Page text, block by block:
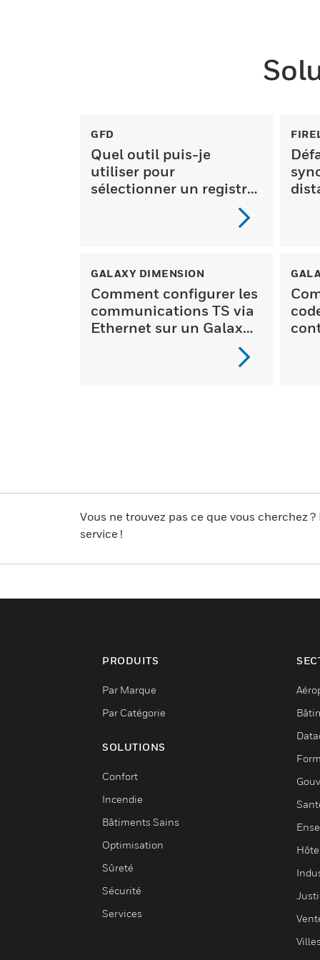
GFD
Quel outil puis-je
utiliser pour
sélectionner un registre,
GALAXY DIMENSION
Comment configurer les
communications TS via
Ethernet sur un Galaxy
Vous ne trouvez pas ce que vous cherchez
service !
PRODUITS
Par Marque
Par Catégorie
SOLUTIONS
Confort
Incendie
Bâtiments Sains
Optimisation
Sûreté
Sécurité
Services